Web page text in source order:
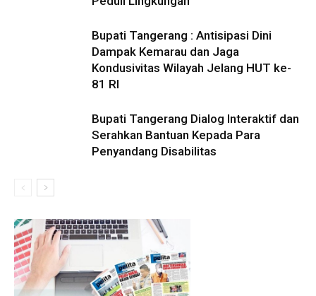
Bupati Tangerang : Antisipasi Dini
Dampak Kemarau dan Jaga
Kondusivitas Wilayah Jelang HUT ke-
81 RI
Bupati Tangerang Dialog Interaktif dan
Serahkan Bantuan Kepada Para
Penyandang Disabilitas